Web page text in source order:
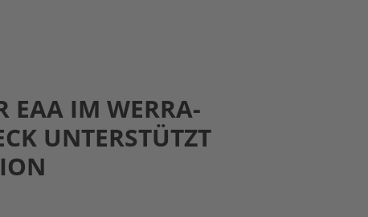
EAA IM WERRA-
UNTERSTÜTZT U